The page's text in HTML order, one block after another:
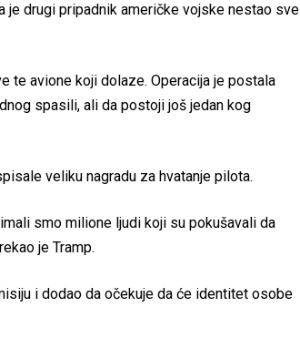
je drugi pripadnik američke vojske nestao sve
te avione koji dolaze. Operacija je postala
spasili, ali da postoji još jedan kog
veliku nagradu za hvatanje pilota.
smo milione ljudi koji su pokušavali da
je Tramp.
i dodao da očekuje da će identitet osobe